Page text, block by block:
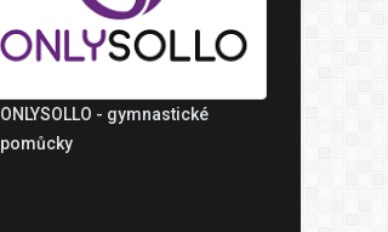
ONLYSOLLO - gymnastické
pomůcky